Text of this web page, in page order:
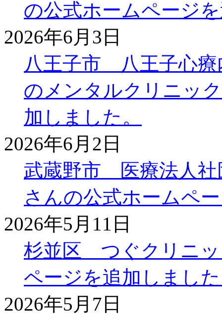
の公式ホームページ
2026年6月3日
八王子市 八王子心療
のメンタルクリニッ
加しました。
2026年6月2日
武蔵野市 医療法人
さんの公式ホームペ
2026年5月11日
杉並区 つぐクリニッ
ページを追加しまし
2026年5月7日